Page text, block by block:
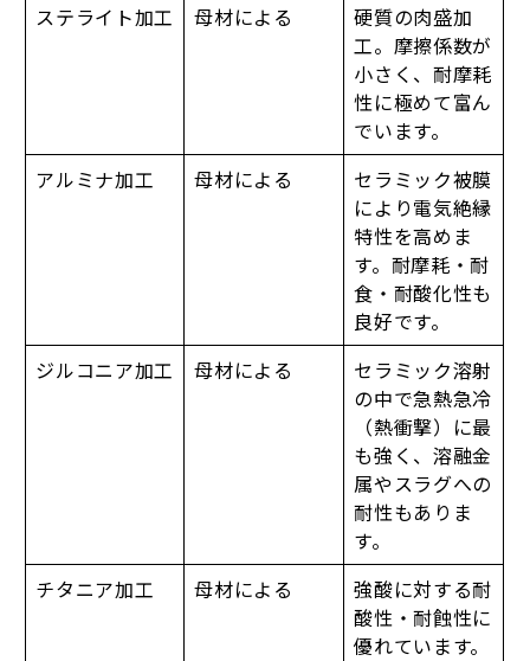
ステライト加工
母材による
硬質の肉盛加
工。摩擦係数が
小さく、耐摩耗
性に極めて富ん
でいます。
アルミナ加工
母材による
セラミック被膜
により電気絶縁
特性を高めま
す。耐摩耗・耐
食・耐酸化性も
良好です。
ジルコニア加工
母材による
セラミック溶射
の中で急熱急冷
（熱衝撃）に最
も強く、溶融金
属やスラグへの
耐性もありま
す。
チタニア加工
母材による
強酸に対する耐
酸性・耐蝕性に
優れています。